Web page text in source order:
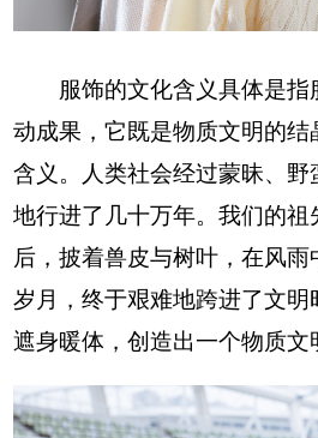
服饰的文化含义具体是指
动成果，它既是物质文明的结
含义。人类社会经过蒙昧、
地行进了几十万年。我们的祖
后，披着兽皮与树叶，在风
岁月，终于艰难地跨进了文明
遮身暖体，创造出一个物质文